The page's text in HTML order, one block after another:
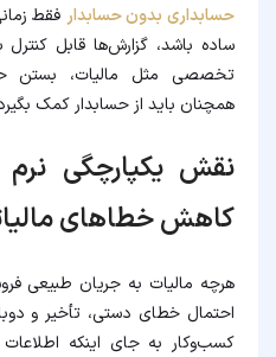
حسابداری بدون حسابدار فقط
ساده باشد، گزارش‌ها قابل کنترل
تخصصی مثل مالیات، بستن
همچنان باید از حسابدار کمک
نقش یکپارچگی نرم
کاهش خطاهای
هرچه مالیات به جریان طبیعی
احتمال خطای دستی، تأخیر و
کسب‌وکار به جای اینکه اطلاعات